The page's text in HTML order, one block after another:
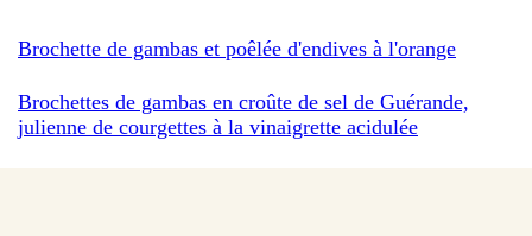
Brochette de gambas et poêlée d'endives à l'orange
Brochettes de gambas en croûte de sel de Guérande,
julienne de courgettes à la vinaigrette acidulée